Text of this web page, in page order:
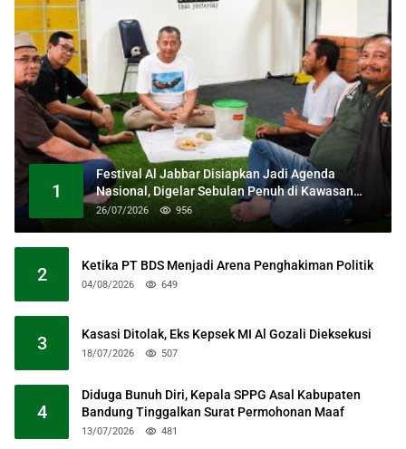
1
Festival Al Jabbar Disiapkan Jadi Agenda
Nasional, Digelar Sebulan Penuh di Kawasan
Masjid Raya Al Jabbar
26/07/2026 956
2 Ketika PT BDS Menjadi Arena Penghakiman Politik
04/08/2026 649
3 Kasasi Ditolak, Eks Kepsek MI Al Gozali Dieksekusi
18/07/2026 507
4
Diduga Bunuh Diri, Kepala SPPG Asal Kabupaten
Bandung Tinggalkan Surat Permohonan Maaf
13/07/2026 481